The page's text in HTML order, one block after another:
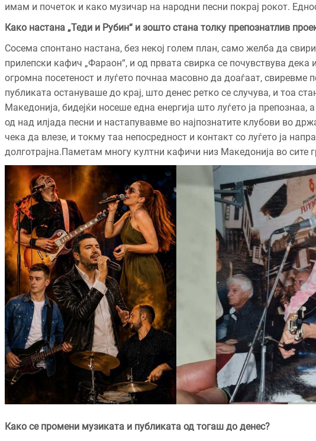
имам и почеток и како музичар на народни песни покрај рокот.
Како настана „Теди и Рубин“ и зошто стана толку препознатлив
Сосема спонтано настана, без некој голем план, само желба да
прилепски кафич „Фараон“, и од првата свирка се почувствува
огромна посетеност и луѓето почнаа масовно да доаѓаат, свиревме
публиката остануваше до крај, што денес ретко се случува, и тоа
Македонија, бидејќи носеше една енергија што луѓето ја
од над илјада песни и настапувавме во најпознатите клубови во
чека да влезе, и токму таа непосредност и контакт со луѓето ја
долготрајна.Паметам многу култни кафичи низ Македонија во сите
Како се промени музиката и публиката од тогаш до денес?